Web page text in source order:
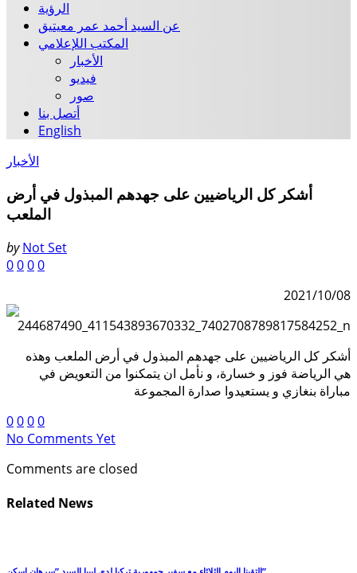
الرؤية
عن السيد أحمد عمر معيتيق
المكتب اللإعلامي
الأخبار
فيديو
صور
أتصل بنا
English
الأخبار
أشكر كل الرياضيين على جهدهم المبذول في أرض
الملعب
by Not Set
0000
2021/10/08
أشكر كل الرياضيين على جهدهم المبذول في أرض الملعب وهذه
هي الرياضة فوز و خسارة، و نأمل ان يتمكنوا من التعويض في
مباراة بنغازي و يستعيدوا صدارة المجموعة
0000
No Comments Yet
Comments are closed
Related News